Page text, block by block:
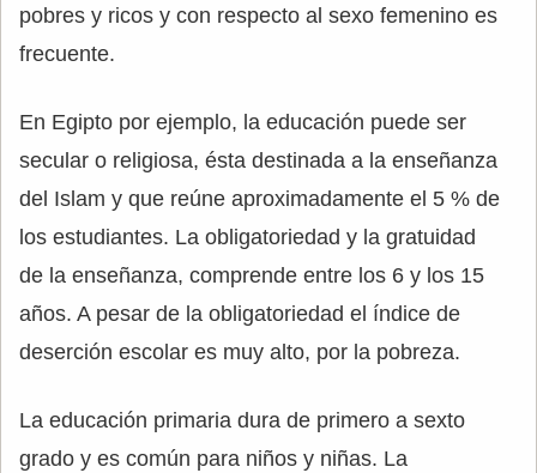
pobres y ricos y con respecto al sexo femenino es
frecuente.
En Egipto por ejemplo, la educación puede ser
secular o religiosa, ésta destinada a la enseñanza
del Islam y que reúne aproximadamente el 5 % de
los estudiantes. La obligatoriedad y la gratuidad
de la enseñanza, comprende entre los 6 y los 15
años. A pesar de la obligatoriedad el índice de
deserción escolar es muy alto, por la pobreza.
La educación primaria dura de primero a sexto
grado y es común para niños y niñas. La